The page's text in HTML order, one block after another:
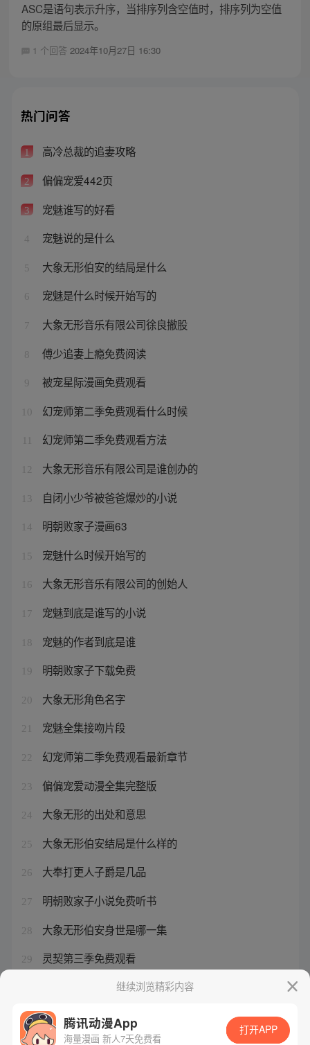
ASC是语句表示升序，当排序列含空值时，排序列为空值
的原组最后显示。
1 个回答 2024年10月27日 16:30
热门问答
1 高冷总裁的追妻攻略
2 偏偏宠爱442页
3 宠魅谁写的好看
4 宠魅说的是什么
5 大象无形伯安的结局是什么
6 宠魅是什么时候开始写的
7 大象无形音乐有限公司徐良撤股
8 傅少追妻上瘾免费阅读
9 被宠星际漫画免费观看
10 幻宠师第二季免费观看什么时候
幻宠师第二季免费观看方法
12 大象无形音乐有限公司是谁创办的
13 自闭小少爷被爸爸爆炒的小说
14 明朝败家子漫画63
15 宠魅什么时候开始写的
16 大象无形音乐有限公司的创始人
17 宠魅到底是谁写的小说
18 宠魅的作者到底是谁
19 明朝败家子下载免费
20 大象无形角色名字
21 宠魅全集接吻片段
22 幻宠师第二季免费观看最新章节
23 偏偏宠爱动漫全集完整版
24 大象无形的出处和意思
25 大象无形伯安结局是什么样的
26 大奉打更人子爵是几品
27 明朝败家子小说免费听书
28 大象无形伯安身世是哪一集
29 灵契第三季免费观看
大象无形伯安的结局如何继续浏览精彩内容
腾讯动漫App
海量漫画 新人7天免费看
打开APP